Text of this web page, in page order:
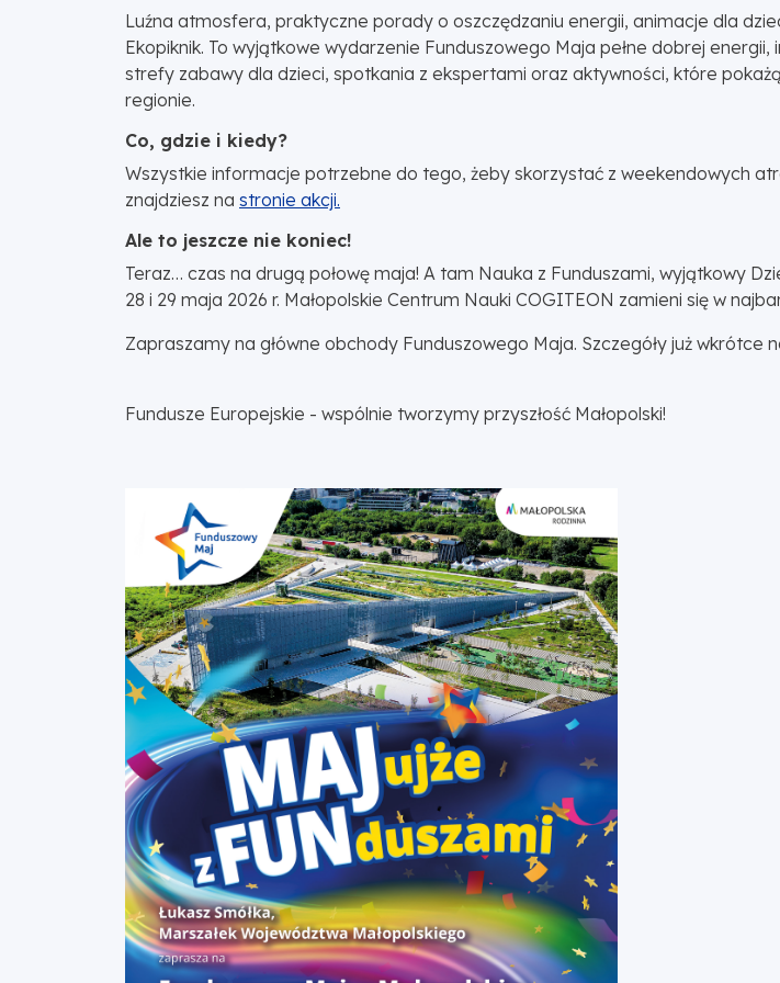
Luźna atmosfera, praktyczne porady o oszczędzaniu energii, animacje dla
Ekopiknik. To wyjątkowe wydarzenie Funduszowego Maja pełne dobrej
strefy zabawy dla dzieci, spotkania z ekspertami oraz aktywności, które
regionie.
Co, gdzie i kiedy?
Wszystkie informacje potrzebne do tego, żeby skorzystać z weekendowych
znajdziesz na stronie akcji.
Ale to jeszcze nie koniec!
Teraz… czas na drugą połowę maja! A tam Nauka z Funduszami, wyjątkowy
28 i 29 maja 2026 r. Małopolskie Centrum Nauki COGITEON zamieni się w
Zapraszamy na główne obchody Funduszowego Maja. Szczegóły już wkrótce
Fundusze Europejskie - wspólnie tworzymy przyszłość Małopolski!